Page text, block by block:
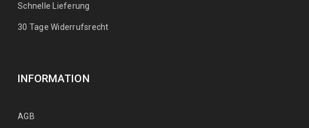
Schnelle Lieferung
30 Tage Widerrufsrecht
INFORMATION
AGB